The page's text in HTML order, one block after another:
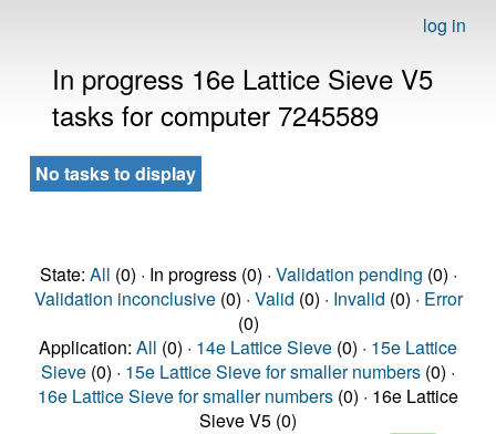
log in
In progress 16e Lattice Sieve V5
tasks for computer 7245589
No tasks to display
State: All (0) · In progress (0) · Validation pending (0) ·
Validation inconclusive(0) · Valid (0) · Invalid (0) · Error
(0)
Application: All (0) · 14e Lattice Sieve (0) · 15e Lattice
Sieve (0) · 15e Lattice Sieve for smaller numbers (0) ·
16e Lattice Sieve for smaller numbers (0) · 16e Lattice
Sieve V5 (0)